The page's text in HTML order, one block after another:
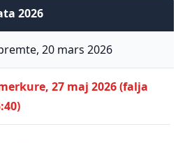
2026
20 mars 2026
27 maj 2026 (falja